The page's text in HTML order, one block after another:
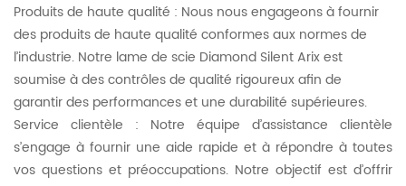
Produits de haute qualité : Nous nous engageons à fournir
des produits de haute qualité conformes aux normes de
l’industrie. Notre lame de scie Diamond Silent Arix est
soumise à des contrôles de qualité rigoureux afin de
garantir des performances et une durabilité supérieures.
Service clientèle : Notre équipe d’assistance clientèle
s’engage à fournir une aide rapide et à répondre à toutes
vos questions et préoccupations. Notre objectif est d’offrir